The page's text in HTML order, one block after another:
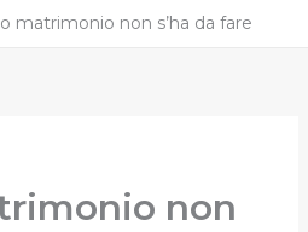
matrimonio non s’ha da fare
non
attuale
è: